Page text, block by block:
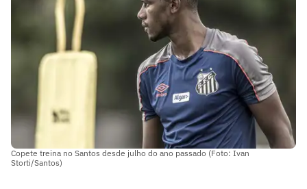
Copete treina no Santos desde julho do ano passado (Foto: Ivan
Storti/Santos)